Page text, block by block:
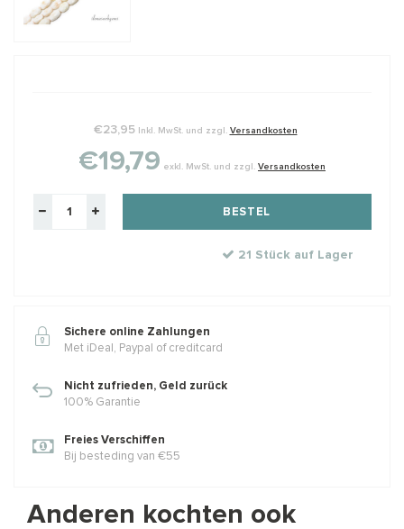
€23,95 Inkl. MwSt. und zzgl. Versandkosten
€19,79 exkl. MwSt. und zzgl. Versandkosten
BESTEL
21 Stück auf Lager
Sichere online Zahlungen
Met iDeal, Paypal of creditcard
Nicht zufrieden, Geld zurück
100% Garantie
Freies Verschiffen
Bij besteding van €55
Anderen kochten ook